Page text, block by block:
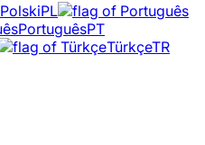
PolskiPL
PortuguêsPT
TürkçeTR